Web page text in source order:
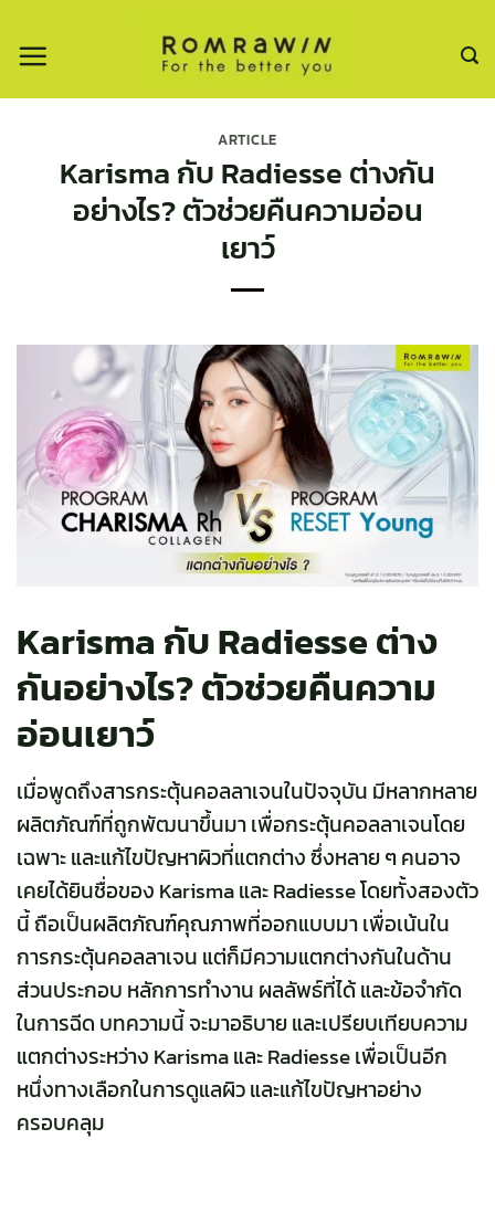
ARTICLE
Karisma กับ Radiesse ต่างกัน
อย่างไร? ตัวช่วยคืนความอ่อน
เยาว์
Karisma กับ Radiesse ต่าง
กันอย่างไร? ตัวช่วยคืนความ
อ่อนเยาว์
เมื่อพูดถึงสารกระตุ้นคอลลาเจนในปัจจุบัน มีหลากหลาย
ผลิตภัณฑ์ที่ถูกพัฒนาขึ้นมา เพื่อกระตุ้นคอลลาเจนโดย
เฉพาะ และแก้ไขปัญหาผิวที่แตกต่าง ซึ่งหลาย ๆ คนอาจ
เคยได้ยินชื่อของ Karisma และ Radiesse โดยทั้งสองตัว
นี้ ถือเป็นผลิตภัณฑ์คุณภาพที่ออกแบบมา เพื่อเน้นใน
การกระตุ้นคอลลาเจน แต่ก็มีความแตกต่างกันในด้าน
ส่วนประกอบ หลักการทำงาน ผลลัพธ์ที่ได้ และข้อจำกัด
ในการฉีด บทความนี้ จะมาอธิบาย และเปรียบเทียบความ
แตกต่างระหว่าง Karisma และ Radiesse เพื่อเป็นอีก
หนึ่งทางเลือกในการดูแลผิว และแก้ไขปัญหาอย่าง
ครอบคลุม